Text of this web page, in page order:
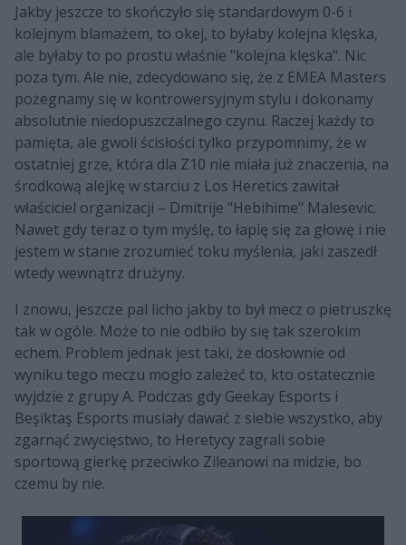
Jakby jeszcze to skończyło się standardowym 0-6 i
kolejnym blamażem, to okej, to byłaby kolejna klęska,
ale byłaby to po prostu właśnie "kolejna klęska". Nic
poza tym. Ale nie, zdecydowano się, że z EMEA Masters
pożegnamy się w kontrowersyjnym stylu i dokonamy
absolutnie niedopuszczalnego czynu. Raczej każdy to
pamięta, ale gwoli ścisłości tylko przypomnimy, że w
ostatniej grze, która dla Z10 nie miała już znaczenia, na
środkową alejkę w starciu z Los Heretics zawitał
właściciel organizacji – Dmitrije "Hebihime" Malesevic.
Nawet gdy teraz o tym myślę, to łapię się za głowę i nie
jestem w stanie zrozumieć toku myślenia, jaki zaszedł
wtedy wewnątrz drużyny.
I znowu, jeszcze pal licho jakby to był mecz o pietruszkę
tak w ogóle. Może to nie odbiło by się tak szerokim
echem. Problem jednak jest taki, że dosłownie od
wyniku tego meczu mogło zależeć to, kto ostatecznie
wyjdzie z grupy A. Podczas gdy Geekay Esports i
Beşiktaş Esports musiały dawać z siebie wszystko, aby
zgarnąć zwycięstwo, to Heretycy zagrali sobie
sportową gierkę przeciwko Zileanowi na midzie, bo
czemu by nie.